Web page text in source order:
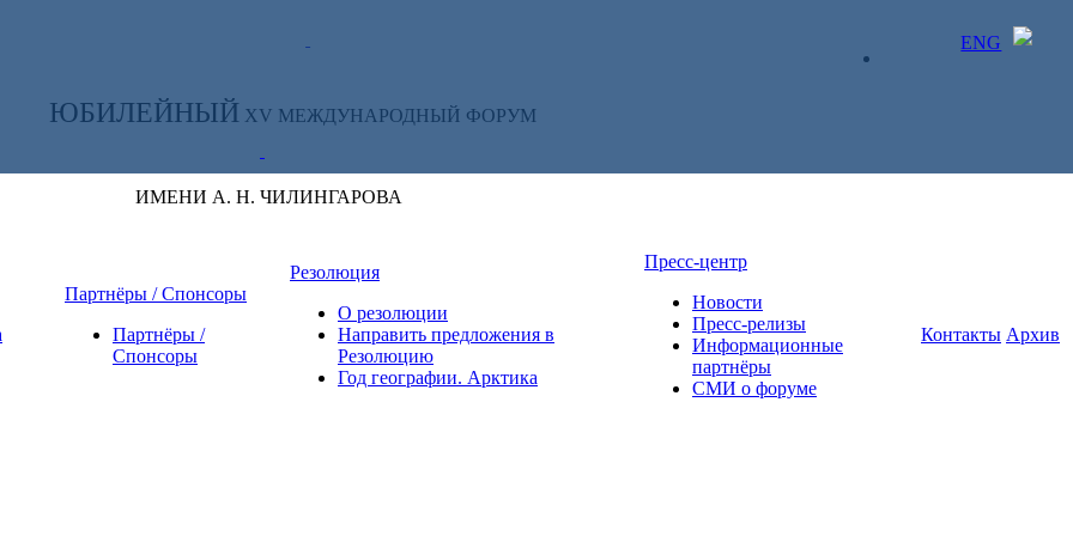
ENG
ЛИЧНЫЙ КАБИНЕТ
ЮБИЛЕЙНЫЙ XV МЕЖДУНАРОДНЫЙ ФОРУМ
ИМЕНИ А. Н. ЧИЛИНГАРОВА
Партнёры / Спонсоры
Партнёры /
Спонсоры
Резолюция
О резолюции
Направить предложения в
Резолюцию
Год географии. Арктика
Пресс-центр
Новости
Пресс-релизы
Информационные
партнёры
СМИ о форуме
Контакты Архив